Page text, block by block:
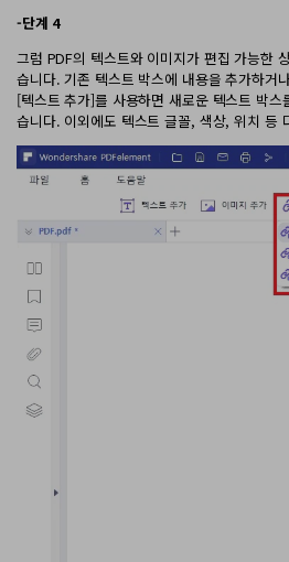
-단계 4
그럼 PDF의 텍스트와 이미지가 편집 가능한
습니다. 기존 텍스트 박스에 내용을 추가하거
[텍스트 추가]를 사용하면 새로운 텍스트 박
습니다. 이외에도 텍스트 글꼴, 색상, 위치 등